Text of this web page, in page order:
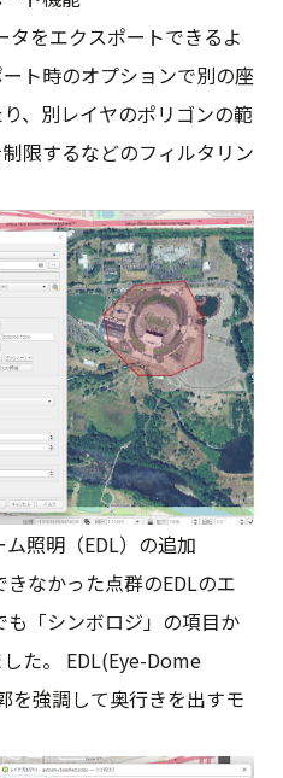
タをエクスポートできるよ
ト時のオプションで別の座
、別レイヤのポリゴンの範
限するなどのフィルタリン
照明（EDL）の追加
なかった点群のEDLのエ
「シンボロジ」の項目か
た。 EDL(Eye-Dome
強調して奥行きを出すモ